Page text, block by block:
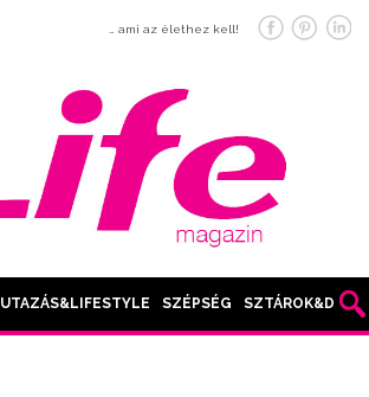
… ami az élethez kell!
UTAZÁS&LIFESTYLE SZÉPSÉG SZTÁROK&DIVAT